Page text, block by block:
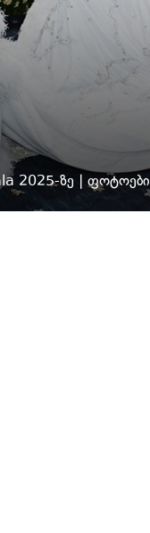
2025-ზე | ფოტოები